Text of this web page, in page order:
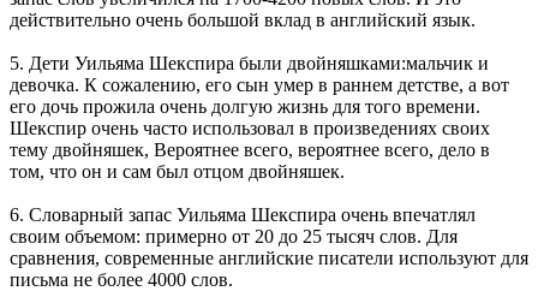
действительно очень большой вклад в английский язык.
5. Дети Уильяма Шекспира были двойняшками:мальчик и
девочка. К сожалению, его сын умер в раннем детстве, а вот
его дочь прожила очень долгую жизнь для того времени.
Шекспир очень часто использовал в произведениях своих
тему двойняшек, Вероятнее всего, вероятнее всего, дело в
том, что он и сам был отцом двойняшек.
6. Словарный запас Уильяма Шекспира очень впечатлял
своим объемом: примерно от 20 до 25 тысяч слов. Для
сравнения, современные английские писатели используют для
письма не более 4000 слов.